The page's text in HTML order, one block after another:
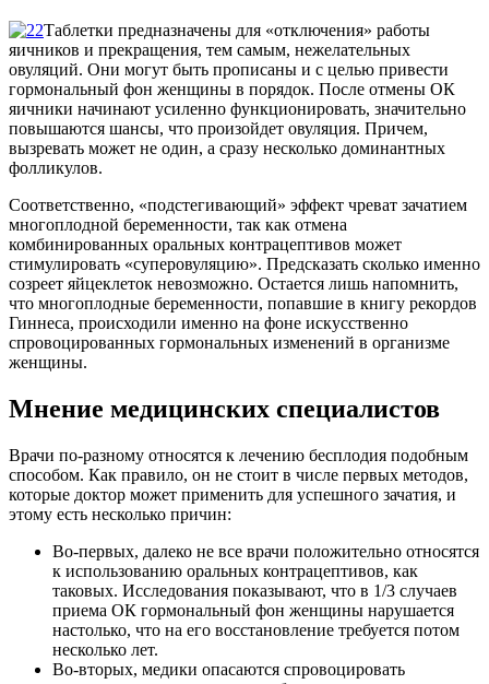
Таблетки предназначены для «отключения» работы
яичников и прекращения, тем самым, нежелательных
овуляций. Они могут быть прописаны и с целью привести
гормональный фон женщины в порядок. После отмены ОК
яичники начинают усиленно функционировать, значительно
повышаются шансы, что произойдет овуляция. Причем,
вызревать может не один, а сразу несколько доминантных
фолликулов.
Соответственно, «подстегивающий» эффект чреват зачатием
многоплодной беременности, так как отмена
комбинированных оральных контрацептивов может
стимулировать «суперовуляцию». Предсказать сколько именно
созреет яйцеклеток невозможно. Остается лишь напомнить,
что многоплодные беременности, попавшие в книгу рекордов
Гиннеса, происходили именно на фоне искусственно
спровоцированных гормональных изменений в организме
женщины.
Мнение медицинских специалистов
Врачи по-разному относятся к лечению бесплодия подобным
способом. Как правило, он не стоит в числе первых методов,
которые доктор может применить для успешного зачатия, и
этому есть несколько причин:
Во-первых, далеко не все врачи положительно относятся
к использованию оральных контрацептивов, как
таковых. Исследования показывают, что в 1/3 случаев
приема ОК гормональный фон женщины нарушается
настолько, что на его восстановление требуется потом
несколько лет.
Во-вторых, медики опасаются спровоцировать